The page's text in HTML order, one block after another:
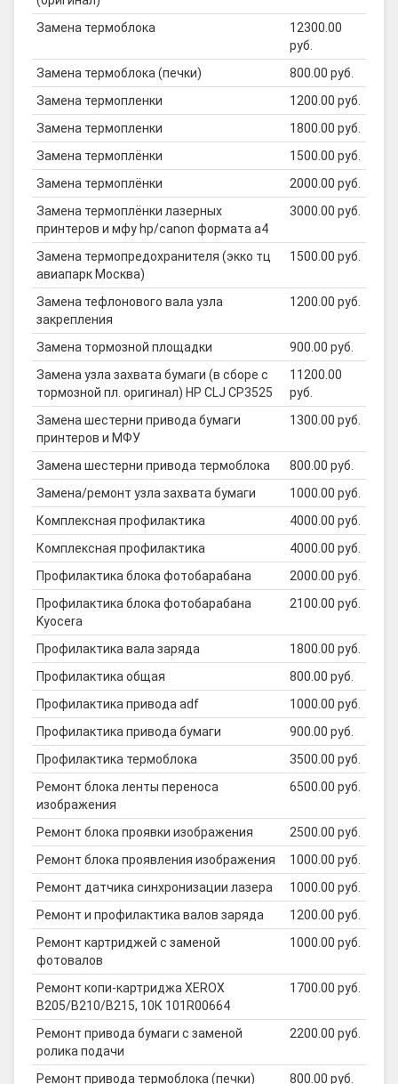
Замена термоблока
12300.00
руб.
Замена термоблока (печки)
800.00 руб.
Замена термопленки
1200.00 руб.
Замена термопленки
1800.00 руб.
Замена термоплёнки
1500.00 руб.
Замена термоплёнки
2000.00 руб.
Замена термоплёнки лазерных
принтеров и мфу hp/canon формата а4
3000.00 руб.
Замена термопредохранителя (экко тц
авиапарк Москва)
1500.00 руб.
Замена тефлонового вала узла
закрепления
1200.00 руб.
Замена тормозной площадки
900.00 руб.
Замена узла захвата бумаги (в сборе с
тормозной пл. оригинал) HP CLJ CP3525
11200.00
руб.
Замена шестерни привода бумаги
принтеров и МФУ
1300.00 руб.
Замена шестерни привода термоблока
800.00 руб.
Замена/ремонт узла захвата бумаги
1000.00 руб.
Комплексная профилактика
4000.00 руб.
Комплексная профилактика
4000.00 руб.
Профилактика блока фотобарабана
2000.00 руб.
Профилактика блока фотобарабана
Kyocera
2100.00 руб.
Профилактика вала заряда
1800.00 руб.
Профилактика общая
800.00 руб.
Профилактика привода adf
1000.00 руб.
Профилактика привода бумаги
900.00 руб.
Профилактика термоблока
3500.00 руб.
Ремонт блока ленты переноса
изображения
6500.00 руб.
Ремонт блока проявки изображения
2500.00 руб.
Ремонт блока проявления изображения
1000.00 руб.
Ремонт датчика синхронизации лазера
1000.00 руб.
Ремонт и профилактика валов заряда
1200.00 руб.
Ремонт картриджей с заменой
фотовалов
1000.00 руб.
Ремонт копи-картриджа XEROX
B205/B210/B215, 10К 101R00664
1700.00 руб.
Ремонт привода бумаги с заменой
ролика подачи
2200.00 руб.
Ремонт привода термоблока (печки)
800.00 руб.